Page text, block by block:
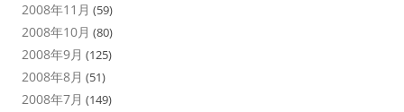
2008年11月 (59)
2008年10月 (80)
2008年9月 (125)
2008年8月 (51)
2008年7月 (149)